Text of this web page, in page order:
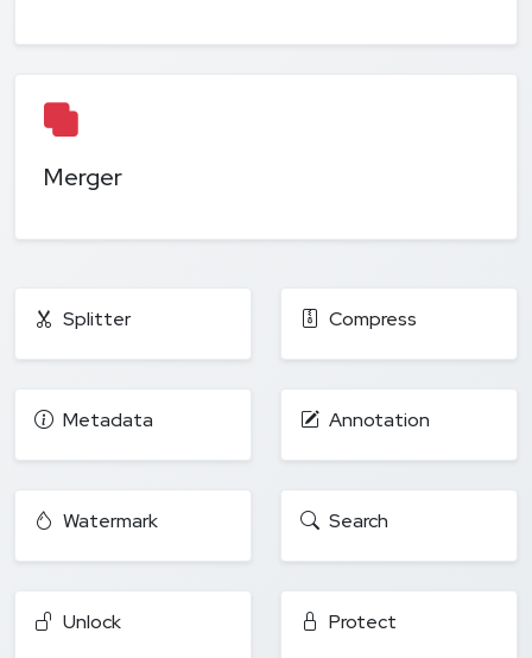
Merger
Splitter Compress
Metadata Annotation
Watermark Search
Unlock Protect